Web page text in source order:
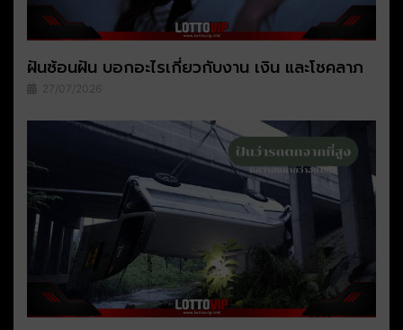
ฝันซ้อนฝัน บอกอะไรเกี่ยวกับงาน เงิน และโชคลาภ
27/07/2026